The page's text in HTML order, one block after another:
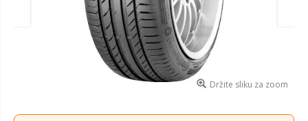
Držite sliku za zoom